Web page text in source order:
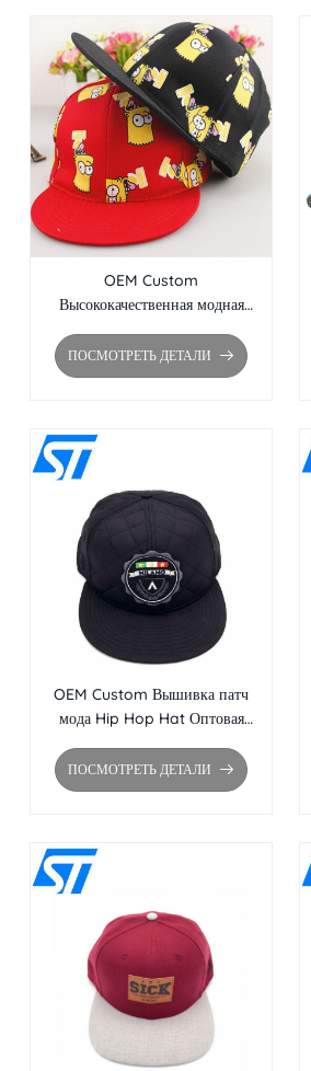
OEM Custom
Высококачественная модная
Оптовая кепка с плоским краем
Brim Snapback
ПОСМОТРЕТЬ ДЕТАЛИ
OEM Custom Вышивка патч
мода Hip Hop Hat Оптовая
Brim Snapback
ПОСМОТРЕТЬ ДЕТАЛИ